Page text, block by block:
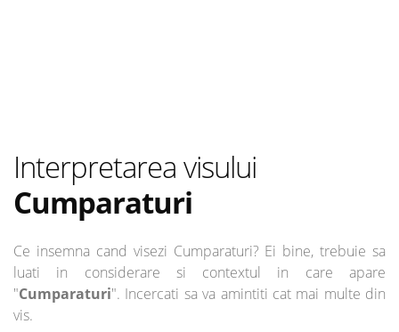
Interpretarea visului
Cumparaturi
Ce insemna cand visezi Cumparaturi? Ei bine, trebuie sa
luati in considerare si contextul in care apare
"Cumparaturi". Incercati sa va amintiti cat mai multe din
vis.